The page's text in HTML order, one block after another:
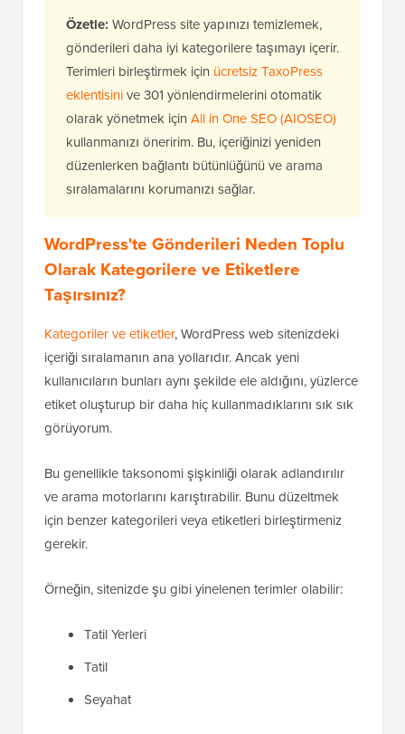
Özetle: WordPress site yapınızı temizlemek,
gönderileri daha iyi kategorilere taşımayı içerir.
Terimleri birleştirmek için ücretsiz TaxoPress
eklentisinive 301 yönlendirmelerini otomatik
olarak yönetmek için All in One SEO (AIOSEO)
kullanmanızı öneririm. Bu, içeriğinizi yeniden
düzenlerken bağlantı bütünlüğünü ve arama
sıralamalarını korumanızı sağlar.
WordPress'te Gönderileri Neden Toplu
Olarak Kategorilere ve Etiketlere
Taşırsınız?
Kategoriler ve etiketler, WordPress web sitenizdeki
içeriği sıralamanın ana yollarıdır. Ancak yeni
kullanıcıların bunları aynı şekilde ele aldığını, yüzlerce
etiket oluşturup bir daha hiç kullanmadıklarını sık sık
görüyorum.
Bu genellikle taksonomi şişkinliği olarak adlandırılır
ve arama motorlarını karıştırabilir. Bunu düzeltmek
için benzer kategorileri veya etiketleri birleştirmeniz
gerekir.
Örneğin, sitenizde şu gibi yinelenen terimler olabilir:
Tatil Yerleri
Tatil
Seyahat